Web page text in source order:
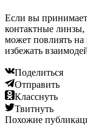
Если вы
контактные линзы,
может повлиять
избежать
Поделиться
Отправить
Класснуть
Твитнуть
Похожие